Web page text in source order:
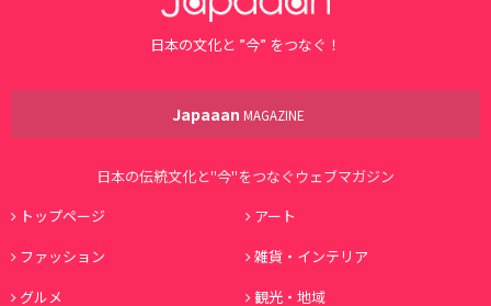
日本の文化と ”今” をつなぐ！
Japaaan MAGAZINE
日本の伝統文化と"今"をつなぐウェブマガジン
トップページ
アート
ファッション
雑貨・インテリア
グルメ
観光・地域